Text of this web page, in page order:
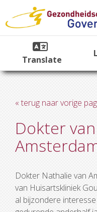
Translate
« terug naar vorige
Dokter van
Dokter Nathalie van
van Huisartskliniek
al bijzondere